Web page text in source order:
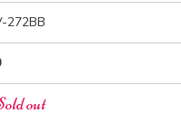
272BB
out